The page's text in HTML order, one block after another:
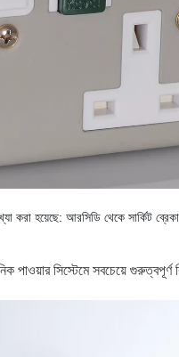
করা হয়েছে: আরসিডি থেকে সার্কিট
পাওয়ার সিস্টেমে সবচেয়ে গুরুত্বপূর্ণ